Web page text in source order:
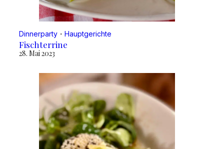
Dinnerparty ・ Hauptgerichte
Fischterrine
28. Mai 2023